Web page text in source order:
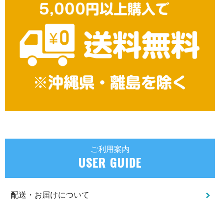
ご利用案内
USER GUIDE
配送・お届けについて